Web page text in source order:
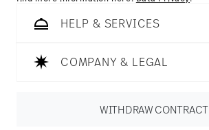
HELP & SERVICES
COMPANY & LEGAL
WITHDRAW CONTRACT